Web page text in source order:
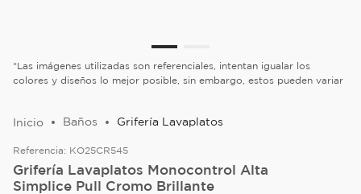
*Las imágenes utilizadas son referenciales, intentan igualar los
colores y diseños lo mejor posible, sin embargo, estos pueden variar
Baños Grifería Lavaplatos
Referencia: KO25CR545
Grifería Lavaplatos Monocontrol Alta
Simplice Pull Cromo Brillante